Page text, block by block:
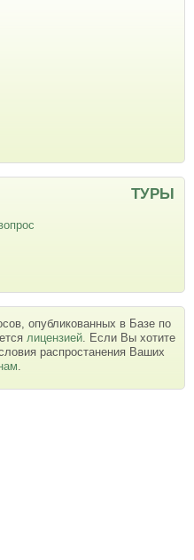
ТУРЫ
опубликованных в Базе по
лицензией. Если Вы хотите
распростанения Ваших
.